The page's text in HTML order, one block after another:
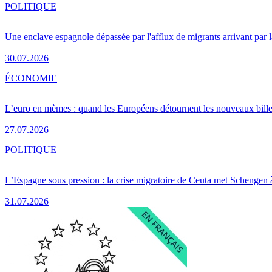
Une enclave espagnole dépassée par l'afflux de migrants arrivant par
30.07.2026
POLITIQUE
L’euro en mèmes : quand les Européens détournent les nouveaux
27.07.2026
ÉCONOMIE
L’Espagne sous pression : la crise migratoire de Ceuta met Schengen
31.07.2026
POLITIQUE